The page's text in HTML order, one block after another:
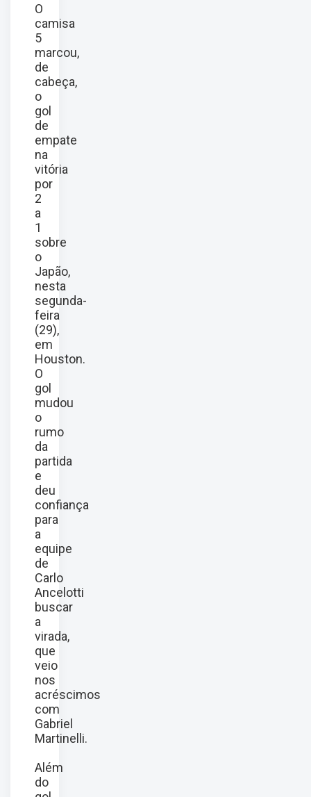
O
camisa
5
marcou,
de
cabeça,
o
gol
de
empate
na
vitória
por
2
a
1
sobre
o
Japão,
nesta
segunda-
feira
(29),
em
Houston.
O
gol
mudou
o
rumo
da
partida
e
deu
confiança
para
a
equipe
de
Carlo
Ancelotti
buscar
a
virada,
que
veio
nos
acréscimos
com
Gabriel
Martinelli.
Além
do